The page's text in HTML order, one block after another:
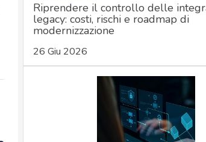
Riprendere il controllo delle
legacy: costi, rischi e roadmap di
modernizzazione
26 Giu 2026